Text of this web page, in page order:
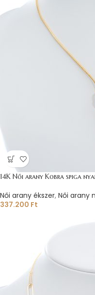
14K Női arany Kobra spiga
Női arany ékszer, Női arany
337.200 Ft